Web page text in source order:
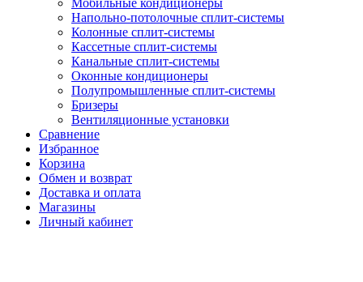
Мобильные кондиционеры
Напольно-потолоч​ные ​сплит-системы
Колонные ​​сплит-системы
Кассетные сплит-системы
Канальные сплит-системы
Оконные кондиционеры
Полупромышленные сплит-системы
Бризеры
Вентиляционные установки
Сравнение
Избранное
Корзина
Обмен и возврат
Доставка и оплата
Магазины
Личный кабинет